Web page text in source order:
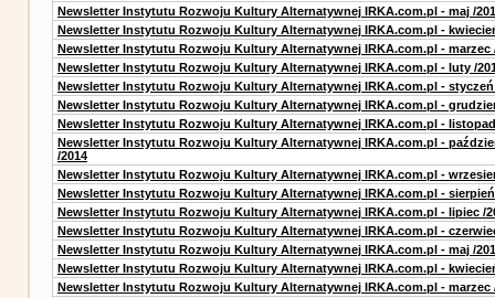
Newsletter Instytutu Rozwoju Kultury Alternatywnej IRKA.com.pl - maj /
Newsletter Instytutu Rozwoju Kultury Alternatywnej IRKA.com.pl -
Newsletter Instytutu Rozwoju Kultury Alternatywnej IRKA.com.pl - marzec
Newsletter Instytutu Rozwoju Kultury Alternatywnej IRKA.com.pl - luty /
Newsletter Instytutu Rozwoju Kultury Alternatywnej IRKA.com.pl - styczeń
Newsletter Instytutu Rozwoju Kultury Alternatywnej IRKA.com.pl -
Newsletter Instytutu Rozwoju Kultury Alternatywnej IRKA.com.pl - listopad
Newsletter Instytutu Rozwoju Kultury Alternatywnej IRKA.com.pl -
/2014
Newsletter Instytutu Rozwoju Kultury Alternatywnej IRKA.com.pl -
Newsletter Instytutu Rozwoju Kultury Alternatywnej IRKA.com.pl - sierpień
Newsletter Instytutu Rozwoju Kultury Alternatywnej IRKA.com.pl - lipiec /
Newsletter Instytutu Rozwoju Kultury Alternatywnej IRKA.com.pl -
Newsletter Instytutu Rozwoju Kultury Alternatywnej IRKA.com.pl - maj /
Newsletter Instytutu Rozwoju Kultury Alternatywnej IRKA.com.pl -
Newsletter Instytutu Rozwoju Kultury Alternatywnej IRKA.com.pl - marzec